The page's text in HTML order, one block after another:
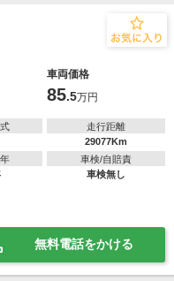
車両価格
85.5万円
走行距離
29077Km
車検/自賠責
車検無し
無料電話をかける